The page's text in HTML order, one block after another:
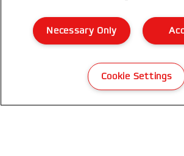
Få nyhedsbrevet!
Necessary Only
Cookie Settings